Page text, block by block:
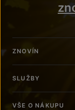
ZNOVÍN
SLUŽBY
VŠE O NÁKUPU